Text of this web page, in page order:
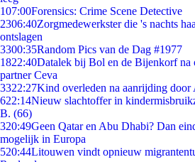
107:00Forensics: Crime Scene Detective
2306:40Zorgmedewerkster die 's nachts
ontslagen
3300:35Random Pics van de Dag #1977
1822:40Datalek bij Bol en de Bijenkorf na
partner Ceva
3322:27Kind overleden na aanrijding
622:14Nieuw slachtoffer in
B. (66)
320:49Geen Qatar en Abu Dhabi? Dan
mogelijk in Europa
520:44Litouwen vindt opnieuw